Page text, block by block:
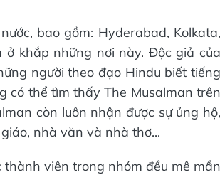
bao gồm: Hyderabad, Kolkata,
ở khắp những nơi này. Độc giả của
người theo đạo Hindu biết tiếng
có thể tìm thấy The Musalman trên
còn luôn nhận được sự ủng hộ,
nhà văn và nhà thơ...
viên trong nhóm đều mê mẩn